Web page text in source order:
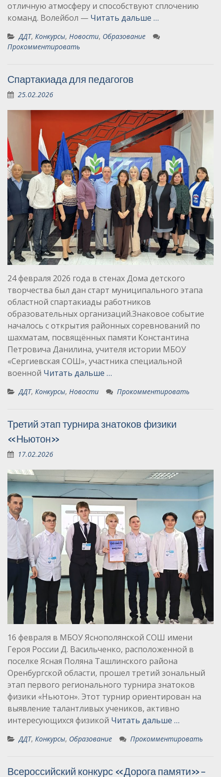
отличную атмосферу и способствуют сплочению
команд. Волейбол — Читать дальше …
ДДТ, Конкурсы, Новости, Образование
Прокомментировать
Спартакиада для педагогов
25.02.2026
24 февраля 2026 года в стенах Дома детского
творчества был дан старт муниципального этапа
областной спартакиады работников
образовательных организаций.Знаковое событие
началось с открытия районных соревнований по
шахматам, посвящённых памяти Константина
Петровича Данилина, учителя истории МБОУ
«Сергиевская СОШ», участника специальной
военной Читать дальше …
ДДТ, Конкурсы, Новости Прокомментировать
Третий этап турнира знатоков физики
«Ньютон»
17.02.2026
16 февраля в МБОУ Яснополянской СОШ имени
Героя России Д. Васильченко, расположенной в
поселке Ясная Поляна Ташлинского района
Оренбургской области, прошел третий зональный
этап первого регионального турнира знатоков
физики «Ньютон». Этот турнир ориентирован на
выявление талантливых учеников, активно
интересующихся физикой Читать дальше …
ДДТ, Конкурсы, Образование Прокомментировать
Всероссийский конкурс «Дорога памяти»-